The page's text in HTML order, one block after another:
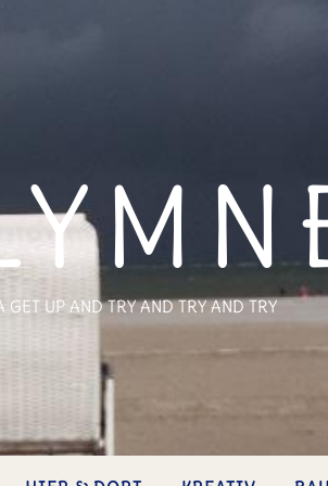
GET UP AND TRY AND TRY AND TRY